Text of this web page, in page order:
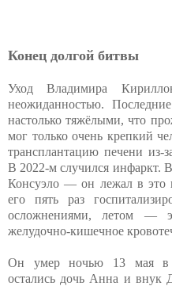
Конец долгой битвы
Уход Владимира
неожиданностью.
настолько тяжёлыми, что
мог только очень крепкий
трансплантацию печени из-
В 2022-м случился инфаркт.
Консуэло — он лежал в это
его пять раз
осложнениями, летом —
желудочно-кишечное
Он умер ночью 13 мая в
остались дочь Анна и